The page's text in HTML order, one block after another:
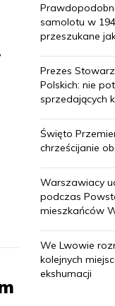
samolotu w
przeszukane
Prezes
Polskich: nie
sprzedających
Święto
chrześcijanie
Warszawiacy
podczas
mieszkańców
We Lwowie
kolejnych
ekshumacji